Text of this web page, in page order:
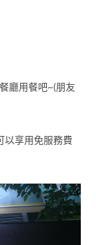
廳用餐吧~(朋友
以享用免服務費